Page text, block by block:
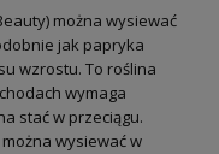
można wysiewać
jak papryka
wzrostu. To roślina
wymaga
stać w przeciągu.
wysiewać w